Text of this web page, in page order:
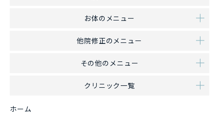
お体のメニュー
他院修正のメニュー
その他のメニュー
クリニック一覧
ホーム